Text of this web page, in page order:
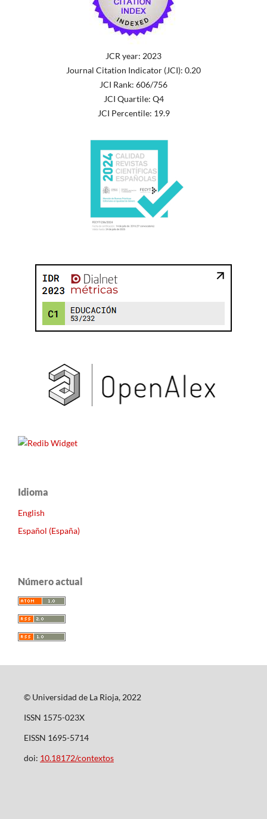
JCR year: 2023
Journal Citation Indicator (JCI): 0.20
JCI Rank: 606/756
JCI Quartile: Q4
JCI Percentile: 19.9
Idioma
English
Español (España)
Número actual
© Universidad de La Rioja, 2022
ISSN 1575-023X
EISSN 1695-5714
doi: 10.18172/contextos